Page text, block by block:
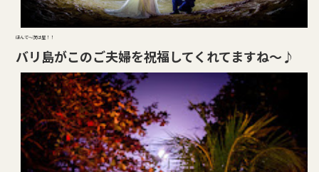
ほんで～次は星！！
バリ島がこのご夫婦を祝福してくれてますね～♪